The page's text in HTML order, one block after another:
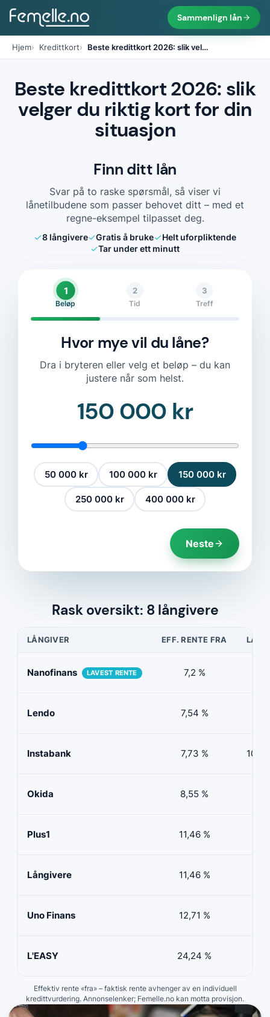
Sammenlign lån
Hjem Kredittkort Beste kredittkort 2026: slik vel…
Beste kredittkort 2026: slik
velger du riktig kort for din
situasjon
Finn ditt lån
Svar på to raske spørsmål, så viser vi
lånetilbudene som passer behovet ditt – med et
regne-eksempel tilpasset deg.
8långivere Gratis å bruke
Helt uforpliktende
Tar under ett minutt
1
Beløp
2
Tid
3
Treff
Hvor mye vil du låne?
Dra i bryteren eller velg et beløp – du kan
justere når som helst.
150 000 kr
50 000 kr 100 000 kr 150 000 kr
250 000 kr 400 000 kr
Neste
Rask oversikt: 8 långivere
LÅNGIVER EFF. RENTE FRA
Nanofinans LAVEST RENTE 7,2 %
Lendo 7,54 %
Instabank 7,73 % 100
Okida 8,55 %
Plus1 11,46 %
Långivere 11,46 %
Uno Finans 12,71 %
L'EASY 24,24 %
Effektiv rente «fra» – faktisk rente avhenger av en individuell
kredittvurdering. Annonselenker; Femelle.no kan motta provisjon.